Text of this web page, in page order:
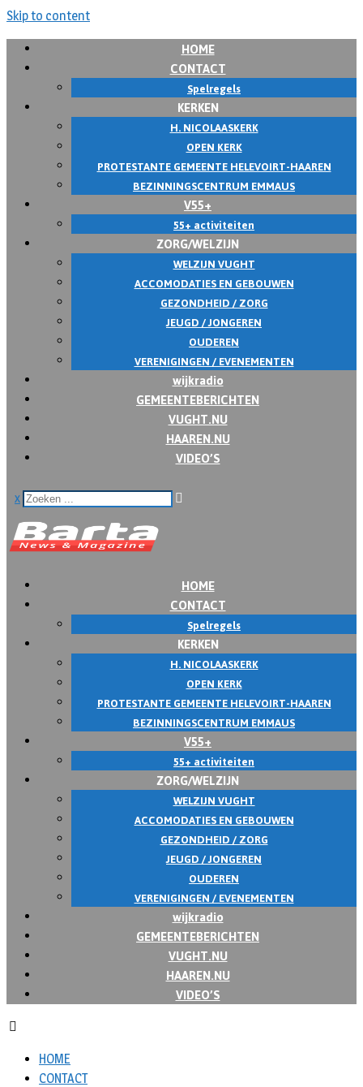
Skip to content
HOME
CONTACT
Spelregels
KERKEN
H. NICOLAASKERK
OPEN KERK
PROTESTANTE GEMEENTE HELEVOIRT-HAAREN
BEZINNINGSCENTRUM EMMAUS
V55+
55+ activiteiten
ZORG/WELZIJN
WELZIJN VUGHT
ACCOMODATIES EN GEBOUWEN
GEZONDHEID / ZORG
JEUGD / JONGEREN
OUDEREN
VERENIGINGEN / EVENEMENTEN
wijkradio
GEMEENTEBERICHTEN
VUGHT.NU
HAAREN.NU
VIDEO’S
x
HOME
CONTACT
Spelregels
KERKEN
H. NICOLAASKERK
OPEN KERK
PROTESTANTE GEMEENTE HELEVOIRT-HAAREN
BEZINNINGSCENTRUM EMMAUS
V55+
55+ activiteiten
ZORG/WELZIJN
WELZIJN VUGHT
ACCOMODATIES EN GEBOUWEN
GEZONDHEID / ZORG
JEUGD / JONGEREN
OUDEREN
VERENIGINGEN / EVENEMENTEN
wijkradio
GEMEENTEBERICHTEN
VUGHT.NU
HAAREN.NU
VIDEO’S
HOME
CONTACT